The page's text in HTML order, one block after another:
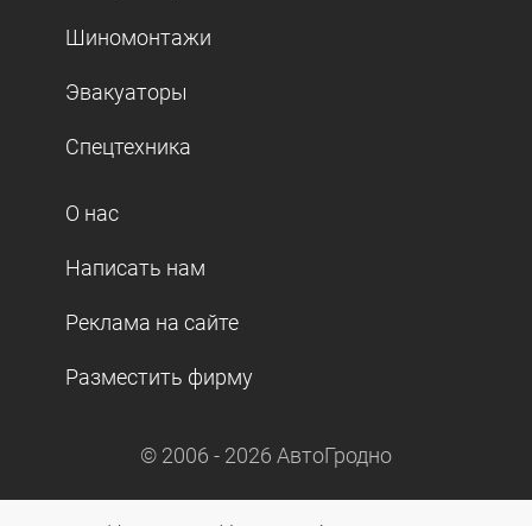
Шиномонтажи
Эвакуаторы
Спецтехника
О нас
Написать нам
Реклама на сайте
Разместить фирму
© 2006 - 2026 АвтоГродно